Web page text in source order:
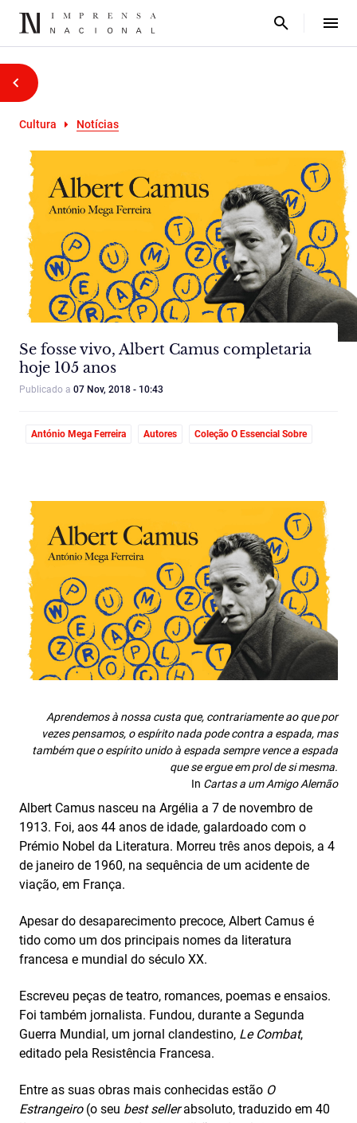
Cultura Notícias
Se fosse vivo, Albert Camus completaria
hoje 105 anos
Publicado a 07 Nov, 2018 - 10:43
António Mega Ferreira Autores Coleção O Essencial Sobre
Aprendemos à nossa custa que, contrariamente ao que por
vezes pensamos, o espírito nada pode contra a espada, mas
também que o espírito unido à espada sempre vence a espada
que se ergue em prol de si mesma.
In Cartas a um Amigo Alemão
Albert Camus nasceu na Argélia a 7 de novembro de
1913. Foi, aos 44 anos de idade, galardoado com o
Prémio Nobel da Literatura. Morreu três anos depois, a 4
de janeiro de 1960, na sequência de um acidente de
viação, em França.
Apesar do desaparecimento precoce, Albert Camus é
tido como um dos principais nomes da literatura
francesa e mundial do século XX.
Escreveu peças de teatro, romances, poemas e ensaios.
Foi também jornalista. Fundou, durante a Segunda
Guerra Mundial, um jornal clandestino, Le Combat,
editado pela Resistência Francesa.
Entre as suas obras mais conhecidas estão O
Estrangeiro (o seu best sellerabsoluto, traduzido em 40